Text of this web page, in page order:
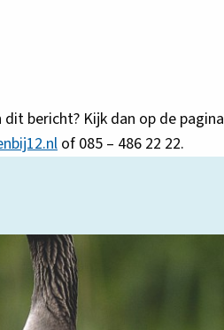
bericht? Kijk dan op de pagina
of 085 – 486 22 22.